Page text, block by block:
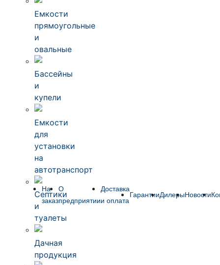
Емкости
прямоугольные
и
овальные
Бассейны
и
купели
Емкости
для
установки
на
автотранспорт
Септики
и
туалеты
Дачная
продукция
На
заказ
О
предприятии
Доставка
и оплата
ГарантииДилерыНовости